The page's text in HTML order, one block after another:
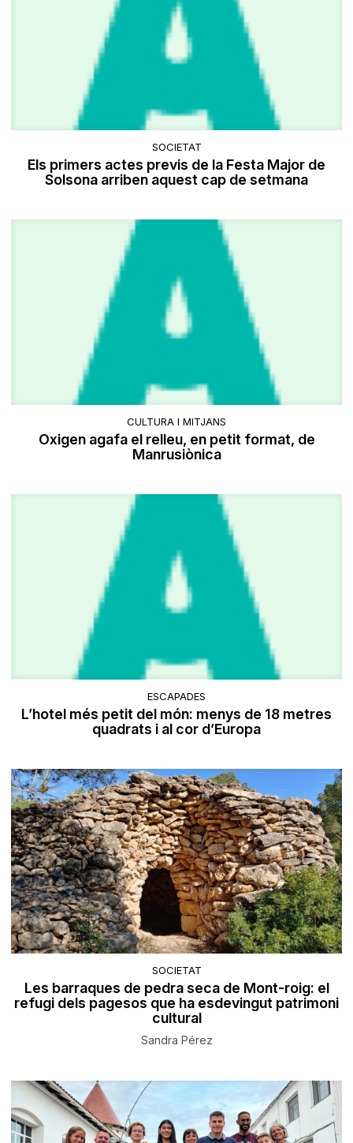
SOCIETAT
Els primers actes previs de la Festa Major de
Solsona arriben aquest cap de setmana
CULTURA I MITJANS
Oxigen agafa el relleu, en petit format, de
Manrusiònica
ESCAPADES
L’hotel més petit del món: menys de 18 metres
quadrats i al cor d’Europa
SOCIETAT
Les barraques de pedra seca de Mont-roig: el
refugi dels pagesos que ha esdevingut patrimoni
cultural
Sandra Pérez